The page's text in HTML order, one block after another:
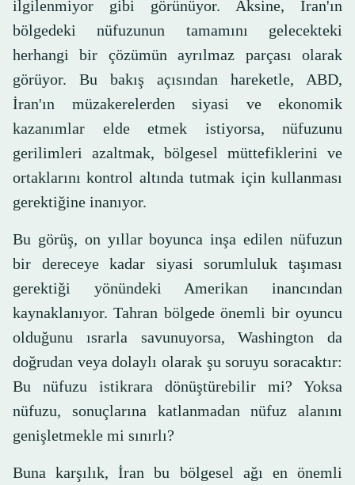
ilgilenmiyor gibi görünüyor. Aksine, İran'ın
bölgedeki nüfuzunun tamamını gelecekteki
herhangi bir çözümün ayrılmaz parçası olarak
görüyor. Bu bakış açısından hareketle, ABD,
İran'ın müzakerelerden siyasi ve ekonomik
kazanımlar elde etmek istiyorsa, nüfuzunu
gerilimleri azaltmak, bölgesel müttefiklerini ve
ortaklarını kontrol altında tutmak için kullanması
gerektiğine inanıyor.
Bu görüş, on yıllar boyunca inşa edilen nüfuzun
bir dereceye kadar siyasi sorumluluk taşıması
gerektiği yönündeki Amerikan inancından
kaynaklanıyor. Tahran bölgede önemli bir oyuncu
olduğunu ısrarla savunuyorsa, Washington da
doğrudan veya dolaylı olarak şu soruyu soracaktır:
Bu nüfuzu istikrara dönüştürebilir mi? Yoksa
nüfuzu, sonuçlarına katlanmadan nüfuz alanını
genişletmekle mi sınırlı?
Buna karşılık, İran bu bölgesel ağı en önemli